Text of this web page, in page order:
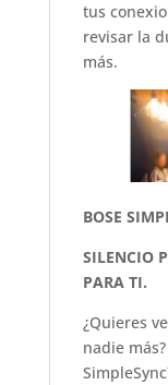
tus
revisar la
más.
BOSE
SILENCIO
PARA TI.
¿Quieres
nadie